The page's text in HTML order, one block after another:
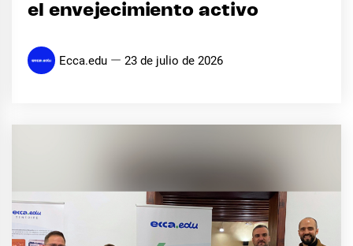
el envejecimiento activo
Ecca.edu 23 de julio de 2026